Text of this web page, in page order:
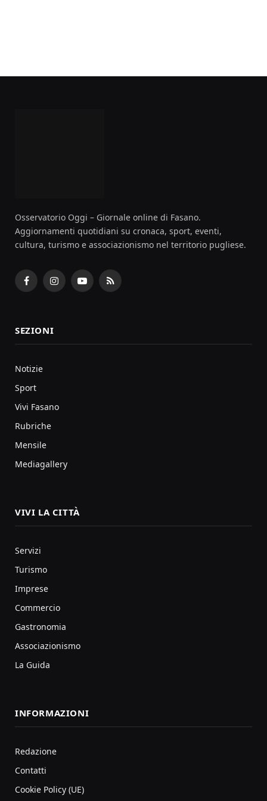
Osservatorio Oggi – Giornale online di Fasano.
Aggiornamenti quotidiani su cronaca, sport, eventi,
cultura, turismo e associazionismo nel territorio pugliese.
FacebookInstagramYouTubeRSS
SEZIONI
Notizie
Sport
Vivi Fasano
Rubriche
Mensile
Mediagallery
VIVI LA CITTÀ
Servizi
Turismo
Imprese
Commercio
Gastronomia
Associazionismo
La Guida
INFORMAZIONI
Redazione
Contatti
Cookie Policy (UE)